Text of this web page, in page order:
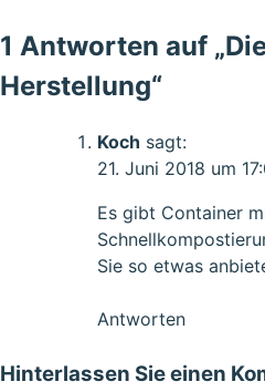
1 Antworten auf
Herstellung“
Koch sagt:
21. Juni 2018 um
Es gibt Container
Sie so etwas
Antworten
Hinterlassen Sie einen